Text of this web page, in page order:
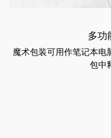
多功
魔术包装可用作笔记本
包中